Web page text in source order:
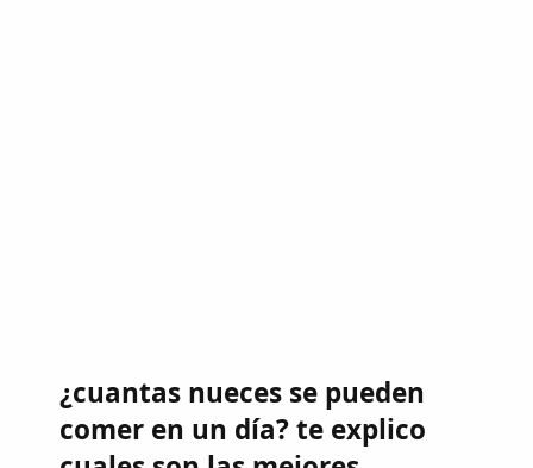
¿cuantas nueces se pueden
comer en un día? te explico